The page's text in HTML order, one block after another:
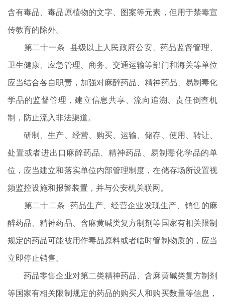
含有毒品、毒品原植物的文字、图案等元素，但用于禁毒宣
传教育的除外。
第二十一条 县级以上人民政府公安、药品监督管理、
卫生健康、应急管理、商务、交通运输等部门和海关等单位
应当结合各自职责，加强对麻醉药品、精神药品、易制毒化
学品的监督管理，建立信息共享、流向追溯、责任倒查机
制，防止流入非法渠道。
研制、生产、经营、购买、运输、储存、使用、转让、
处置或者进出口麻醉药品、精神药品、易制毒化学品的单
位，应当建立和落实单位内部管理制度，在储存场所设置视
频监控设施和报警装置，并与公安机关联网。
第二十二条 药品生产、经营企业发现生产、销售的麻
醉药品、精神药品、含麻黄碱类复方制剂等国家有相关限制
规定的药品可能被用作毒品原料或者临时管制物质的，应当
立即停止销售。
药品零售企业对第二类精神药品、含麻黄碱类复方制剂
等国家有相关限制规定的药品的购买人和购买数量等信息，